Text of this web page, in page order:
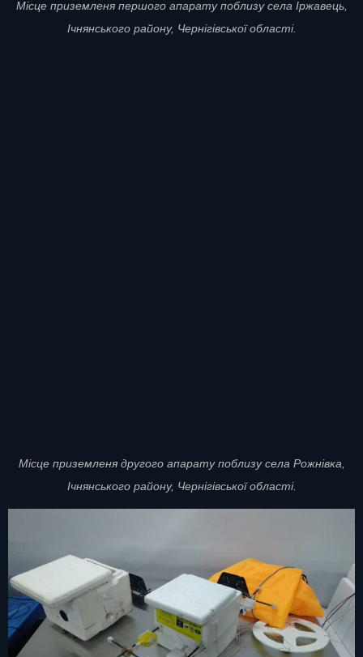
Місце приземленя першого апарату поблизу села Іржавець,
Ічнянського району, Чернігівської області.
Місце приземленя другого апарату поблизу села Рожнівка,
Ічнянського району, Чернігівської області.